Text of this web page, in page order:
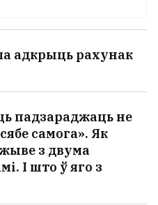
адкрыць рахунак
падзараджаць не
самога». Як
жыве з двума
І што ў яго з